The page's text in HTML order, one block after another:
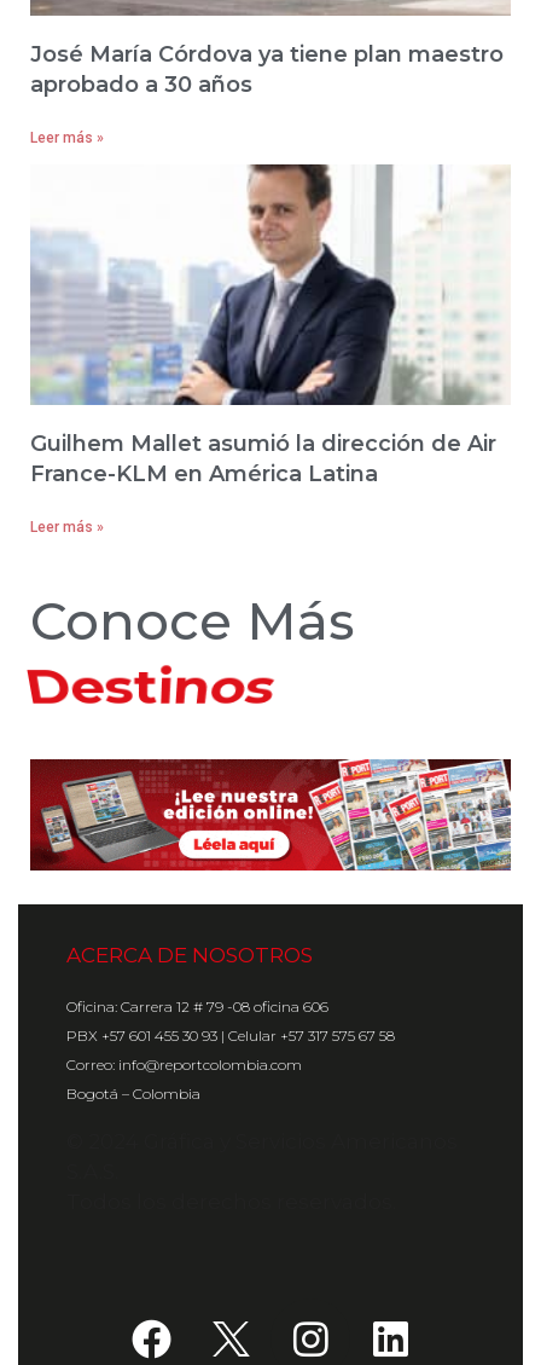
José María Córdova ya tiene plan maestro
aprobado a 30 años
Leer más »
Guilhem Mallet asumió la dirección de Air
France-KLM en América Latina
Leer más »
Conoce Más
Hoteles
ACERCA DE NOSOTROS
Oficina: Carrera 12 # 79 -08 oficina 606
PBX +57 601 455 30 93 | Celular +57 317 575 67 58
Correo: info@reportcolombia.com
Bogotá – Colombia